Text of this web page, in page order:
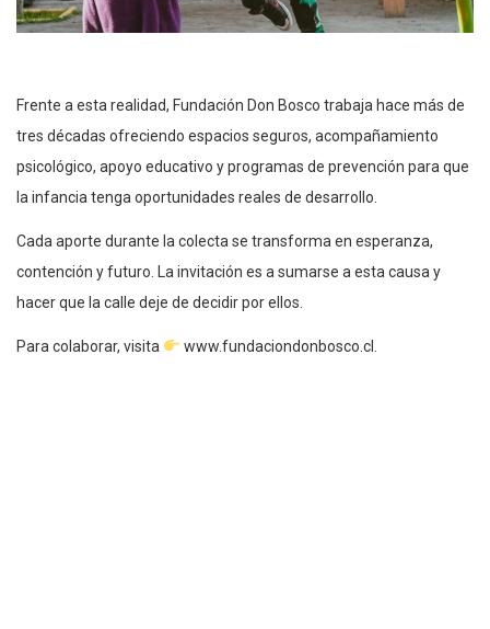
Frente a esta realidad, Fundación Don Bosco trabaja hace más de
tres décadas ofreciendo espacios seguros, acompañamiento
psicológico, apoyo educativo y programas de prevención para que
la infancia tenga oportunidades reales de desarrollo.
Cada aporte durante la colecta se transforma en esperanza,
contención y futuro. La invitación es a sumarse a esta causa y
hacer que la calle deje de decidir por ellos.
Para colaborar, visita www.fundaciondonbosco.cl.